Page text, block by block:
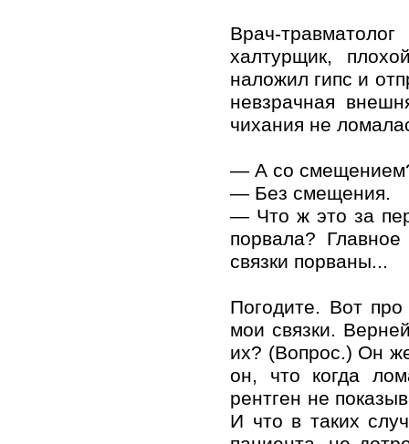
Врач-
халтурщик,
наложил гипс и
невзрачная
чихания не
— А со
— Без смещения.
— Что ж это за
порвала?
связки порваны...
Погодите. Вот
мои связки.
их? (Вопрос.) Он
он, что когда
рентген не
И что в таких